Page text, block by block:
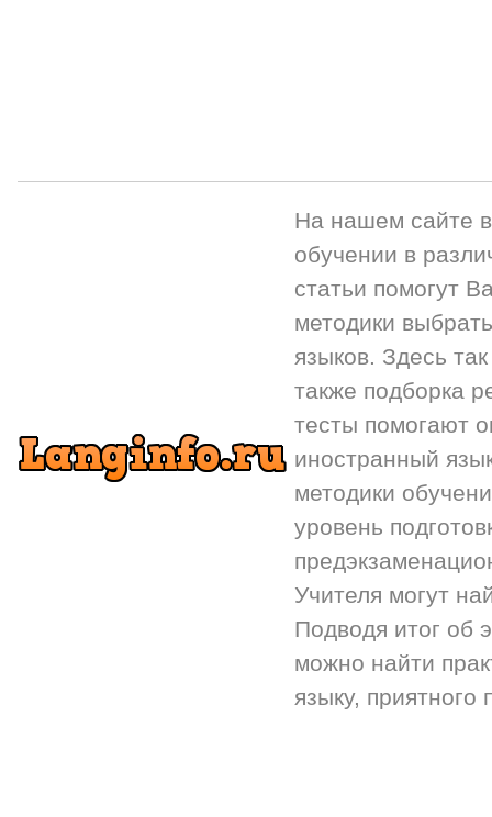
На нашем сайте
обучении в
статьи помогут
методики
языков. Здесь
также подборка
тесты помогают
иностранный
методики
уровень
Учителя могут
Подводя итог об
можно найти
языку,